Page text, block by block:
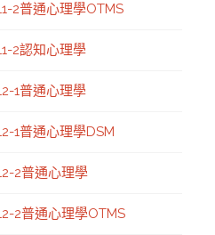
2普通心理學OTMS
2認知心理學
1普通心理學
1普通心理學DSM
2普通心理學
2普通心理學OTMS